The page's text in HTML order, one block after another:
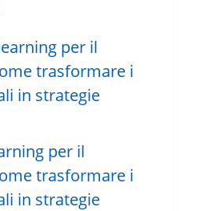
per il
trasformare i
in strategie